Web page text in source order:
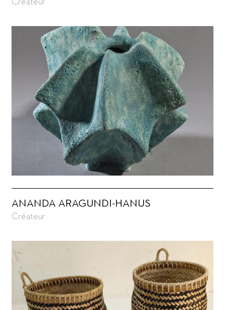
Créateur
ANANDA ARAGUNDI-HANUS
Créateur